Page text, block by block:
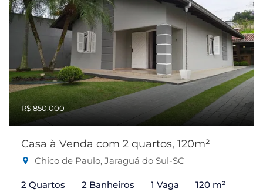
R$ 850.000
Casa à Venda com 2 quartos, 120m²
Chico de Paulo, Jaraguá do Sul-SC
2 Quartos 2 Banheiros 1 Vaga 120 m²